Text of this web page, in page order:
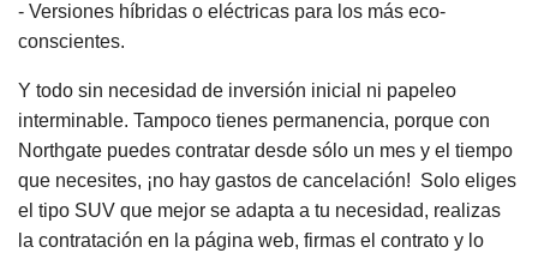
- Versiones híbridas o eléctricas para los más eco-
conscientes.
Y todo sin necesidad de inversión inicial ni papeleo
interminable. Tampoco tienes permanencia, porque con
Northgate puedes contratar desde sólo un mes y el tiempo
que necesites, ¡no hay gastos de cancelación! Solo eliges
el tipo SUV que mejor se adapta a tu necesidad, realizas
la contratación en la página web, firmas el contrato y lo